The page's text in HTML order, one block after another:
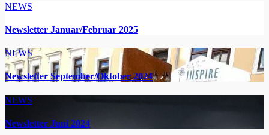
NEWS
Newsletter Januar/Februar 2025
NEWS
Newsletter September/Oktober 2024
NEWS
Newsletter Juni 2024